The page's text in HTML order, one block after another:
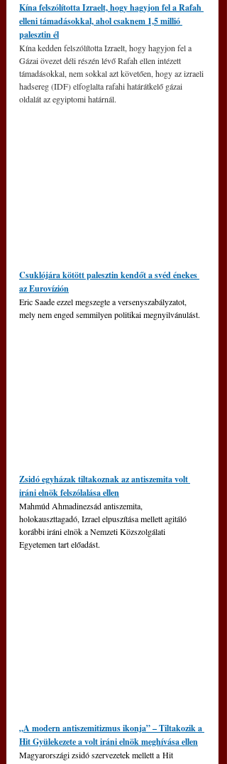
Kína felszólította Izraelt, hogy hagyjon fel a Rafah
elleni támadásokkal, ahol csaknem 1,5 millió
palesztin él
Kína kedden felszólította Izraelt, hogy hagyjon fel a
Gázai övezet déli részén lévő Rafah ellen intézett
támadásokkal, nem sokkal azt követően, hogy az izraeli
hadsereg (IDF) elfoglalta rafahi határátkelő gázai
oldalát az egyiptomi határnál.
Csuklójára kötött palesztin kendőt a svéd énekes
az Eurovízión
Eric Saade ezzel megszegte a versenyszabályzatot,
mely nem enged semmilyen politikai megnyilvánulást.
Zsidó egyházak tiltakoznak az antiszemita volt
iráni elnök felszólalása ellen
Mahmúd Ahmadinezsád antiszemita,
holokauszttagadó, Izrael elpuszítása mellett agitáló
korábbi iráni elnök a Nemzeti Közszolgálati
Egyetemen tart előadást.
„A modern antiszemitizmus ikonja” – Tiltakozik a
Hit Gyülekezete a volt iráni elnök meghívása ellen
Magyarországi zsidó szervezetek mellett a Hit